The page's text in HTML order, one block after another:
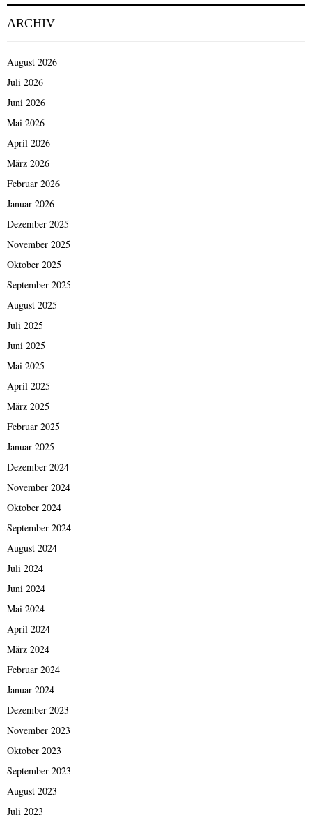
ARCHIV
August 2026
Juli 2026
Juni 2026
Mai 2026
April 2026
März 2026
Februar 2026
Januar 2026
Dezember 2025
November 2025
Oktober 2025
September 2025
August 2025
Juli 2025
Juni 2025
Mai 2025
April 2025
März 2025
Februar 2025
Januar 2025
Dezember 2024
November 2024
Oktober 2024
September 2024
August 2024
Juli 2024
Juni 2024
Mai 2024
April 2024
März 2024
Februar 2024
Januar 2024
Dezember 2023
November 2023
Oktober 2023
September 2023
August 2023
Juli 2023